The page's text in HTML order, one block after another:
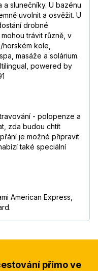
a slunečníky. U bazénu
uvolnit a osvěžit. U
drobné
trávit různě, v
kole,
masáže a solárium.
powered by
- polopenze a
zda budou chtít
je možné připravit
také speciální
American Express,
přímo ve